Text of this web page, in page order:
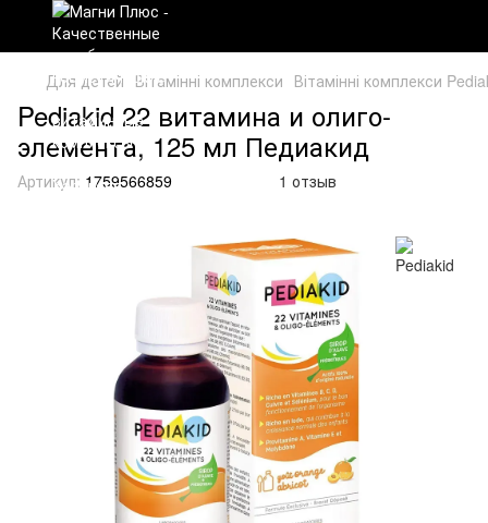
Для детей Вітамінні комплекси Вітамінні комплекси
Pediakid 22 витамина и олиго-
элемента, 125 мл Педиакид
Артикул: 1759566859 1 отзыв